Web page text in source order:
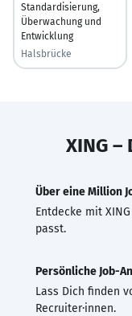
Standardisierung,
Überwachung und
Entwicklung
Halsbrücke
XING
Über eine Million
Entdecke mit
passt.
Persönliche Job-
Lass Dich finden
Recruiter·innen.